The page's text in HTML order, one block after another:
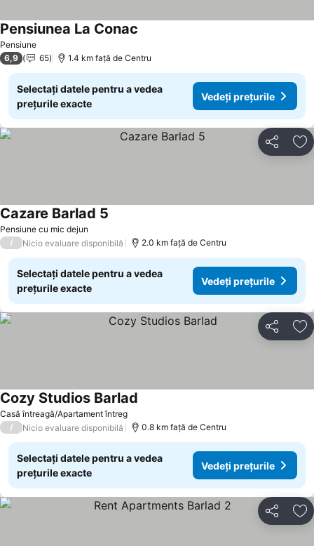
Pensiune
Pensiunea La Conac
6,9 65 1.4 km faţă de Centru
Selectați datele pentru a vedea
prețurile exacte
Vedeți prețurile
Distribuiți
Pensiune cu mic dejun
Cazare Barlad 5
/ Nicio evaluare disponibilă 2.0 km faţă de Centru
Selectați datele pentru a vedea
prețurile exacte
Vedeți prețurile
Distribuiți
Casă întreagă/Apartament întreg
Cozy Studios Barlad
/ Nicio evaluare disponibilă 0.8 km faţă de Centru
Selectați datele pentru a vedea
prețurile exacte
Vedeți prețurile
Distribuiți